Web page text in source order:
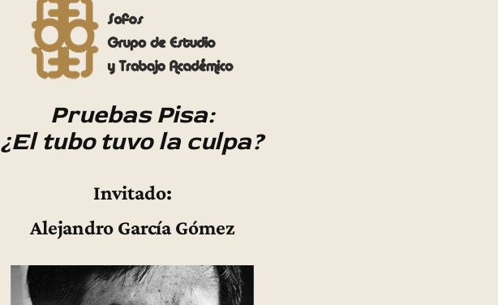
Pruebas Pisa:
¿El tubo tuvo la culpa?
Invitado:
Alejandro García Gómez